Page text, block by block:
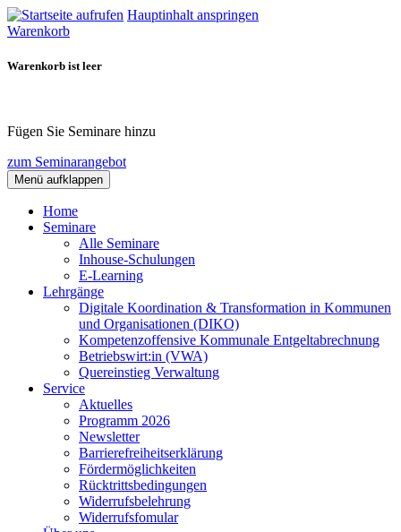
Hauptinhalt anspringen
Warenkorb
Warenkorb ist leer
Fügen Sie Seminare hinzu
zum Seminarangebot
Menü aufklappen
Home
Seminare
Alle Seminare
Inhouse-Schulungen
E-Learning
Lehrgänge
Digitale Koordination & Transformation in Kommunen
und Organisationen (DIKO)
Kompetenzoffensive Kommunale Entgeltabrechnung
Betriebswirt:in (VWA)
Quereinstieg Verwaltung
Service
Aktuelles
Programm 2026
Newsletter
Barrierefreiheitserklärung
Fördermöglichkeiten
Rücktrittsbedingungen
Widerrufsbelehrung
Widerrufsfomular